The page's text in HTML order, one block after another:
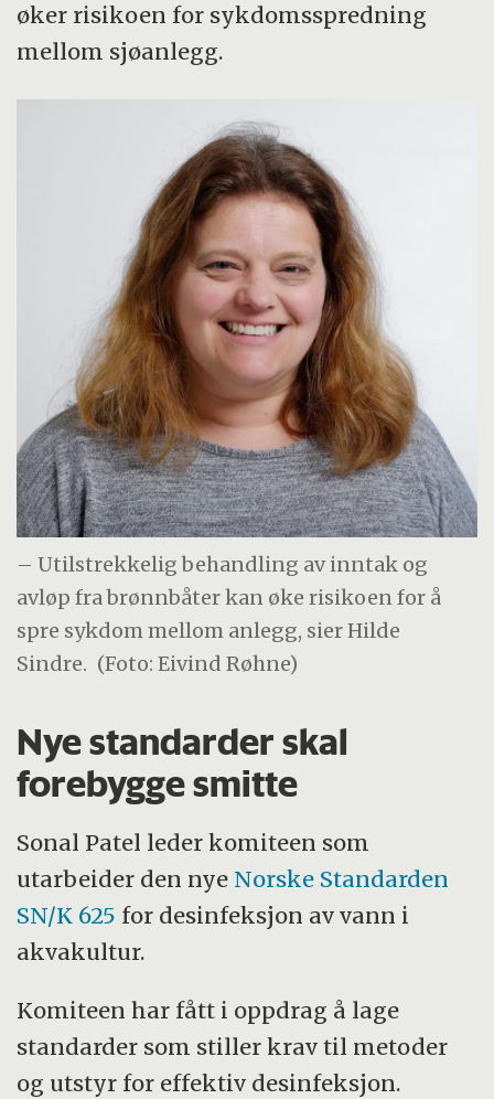
øker risikoen for sykdomsspredning
mellom sjøanlegg.
– Utilstrekkelig behandling av inntak og
avløp fra brønnbåter kan øke risikoen for å
spre sykdom mellom anlegg, sier Hilde
Sindre. (Foto: Eivind Røhne)
Nye standarder skal
forebygge smitte
Sonal Patel leder komiteen som
utarbeider den nye Norske Standarden
SN/K 625 for desinfeksjon av vann i
akvakultur.
Komiteen har fått i oppdrag å lage
standarder som stiller krav til metoder
og utstyr for effektiv desinfeksjon.